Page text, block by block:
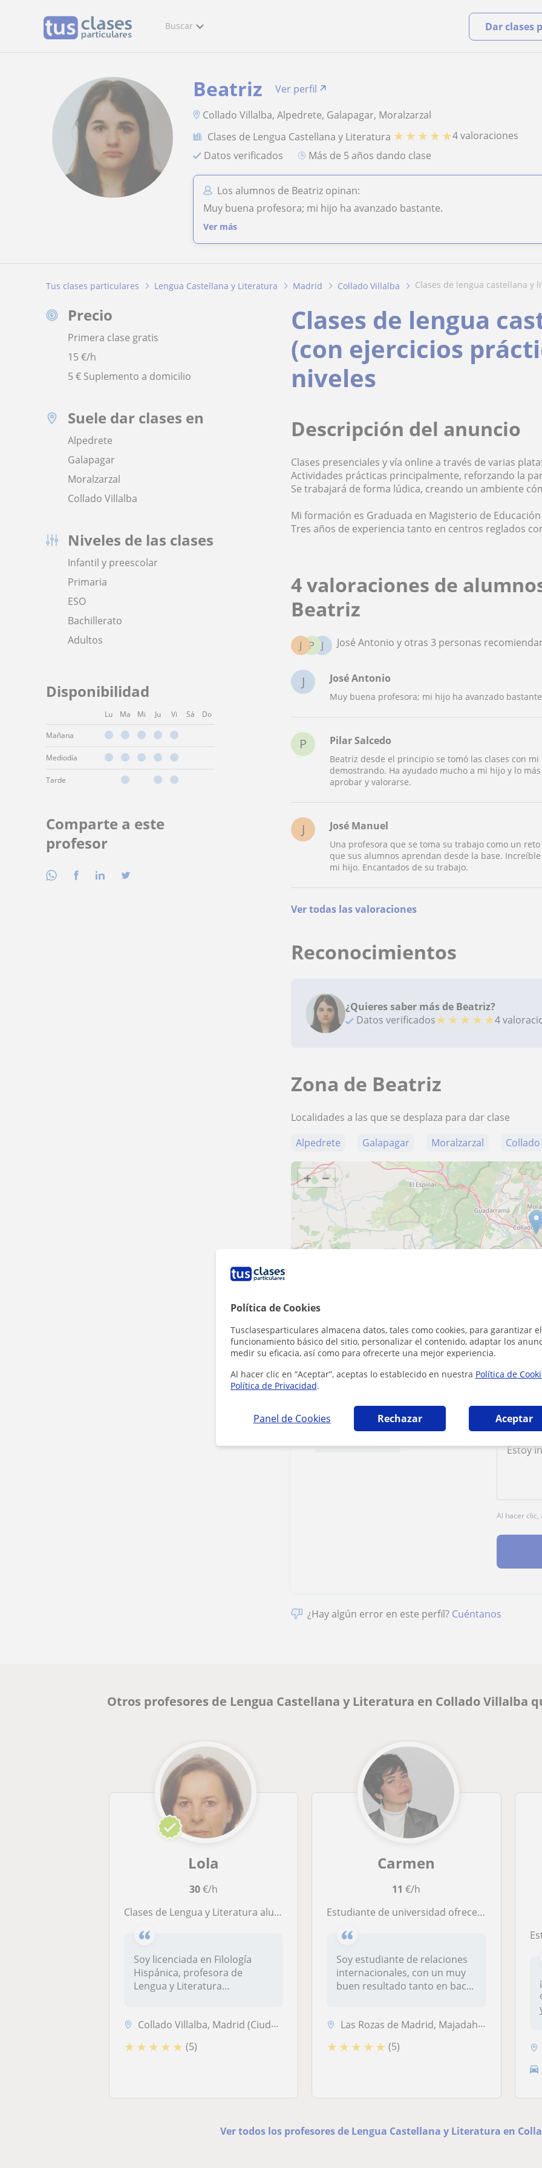
Política de Cookies
Tusclasesparticulares almacena datos, tales como cookies, para garantizar el
funcionamiento básico del sitio, personalizar el contenido, adaptar los
medir su eficacia, así como para ofrecerte una mejor experiencia.
Al hacer clic en “Aceptar”, aceptas lo establecido en nuestra Política de
Política de Privacidad.
Panel de Cookies Rechazar Aceptar
Buscar Dar clases
Beatriz
Ver perfil
Collado Villalba, Alpedrete, Galapagar, Moralzarzal
Clases de Lengua Castellana y Literatura ★ ★ ★ ★ ★4 valoraciones
Datos verificados
más de 5 años dando clase
Los alumnos de Beatriz opinan:
Muy buena profesora; mi hijo ha avanzado bastante.
Ver más
Tus clases particulares Lengua Castellana y Literatura Madrid Collado Villalba clases de lengua castellana
Precio
Primera clase gratis
15€/h
5 € Suplemento a domicilio
Suele dar clases en
Alpedrete
Galapagar
Moralzarzal
Collado Villalba
Niveles de las clases
Infantil y preescolar
Primaria
ESO
Bachillerato
Adultos
Disponibilidad
Lu Ma Mi Ju Vi Sá Do
Mañana
Mediodía
Tarde
Comparte a este
profesor
Clases de lengua
(con ejercicios
niveles
Descripción del anuncio
Clases presenciales y vía online a través de varias
Actividades prácticas principalmente, reforzando la
Se trabajará de forma lúdica, creando un ambiente
Mi formación es Graduada en Magisterio de
Tres años de experiencia tanto en centros reglados
4 valoraciones de
Beatriz
J
P
J José Antonio y otras 3 personas
J José Antonio
Muy buena profesora; mi hijo ha avanzado
P Pilar Salcedo
Beatriz desde el principio se tomó las clases con
demostrando. Ha ayudado mucho a mi hijo y lo
aprobar y valorarse.
J José Manuel
Una profesora que se toma su trabajo como un
que sus alumnos aprendan desde la base.
mi hijo. Encantados de su trabajo.
Ver todas las valoraciones
Reconocimientos
¿Quieres saber más de Beatriz?
Datos verificados★ ★ ★ ★ ★4
Zona de Beatriz
Localidades a las que se desplaza para dar clase
Alpedrete
Galapagar Moralzarzal
+ −
Contacta con Beatriz
Al hacer
¿Hay algún error en este perfil? Cuéntanos
Otros profesores de Lengua Castellana y Literatura en Collado Villalba
Lola
30€/h
Clases de Lengua y Literatura alumnos de secundaria y bachillerato
Soy licenciada en Filología
Hispánica, profesora de
Lengua y Literatura
Collado Villalba, Madrid (Ciudad)
★ ★ ★ ★ ★ (5)
Carmen
11 €/h
Estudiante de universidad ofrece apoyo para distintas materias
Soy estudiante de relaciones
internacionales, con un muy
buen resultado tanto en bac...
Las Rozas de Madrid, Majadahonda, Torrelodones, Villanueva del Pardill...
★ ★ ★ ★ ★ (5)
Ver todos los profesores de Lengua Castellana y Literatura en